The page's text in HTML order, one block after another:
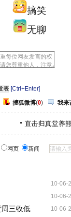
搞笑
无聊
[Ctrl+Enter]
搜狐微博(0) 我来
直击归真堂养
网页 新闻
10-06-
10-06-
10-06-
三收低